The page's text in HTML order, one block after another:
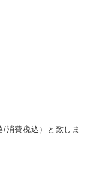
消費税込）と致しま